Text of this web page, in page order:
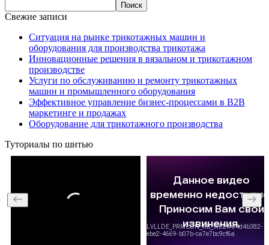
Поиск
Свежие записи
Ситуация на рынке трикотажных машин и
оборудования для производства трикотажа
Инновационные решения в вязальном и трикотажном
производстве
Услуги по обслуживанию и ремонту трикотажных
машин и промышленного оборудования
Эффективное управление бизнес-процессами в B2B
маркетинге и продажах
Оборудование для трикотажного производства
Туториалы по шитью